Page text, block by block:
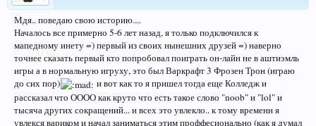
Мдя.. поведаю свою историю....
Началось все примерно 5-6 лет назад, я только подключился к
мапедному инету =) первый из своих нынешних друзей =) наверно
точнее сказать первый кто попробовал поиграть он-лайн не в аштиэмль
игры а в нормальную игруху, это был Варкрафт 3 Фрозен Трон (играю
до сих пор)
и вот как то я пришел тогда еще Колледж и
рассказал что ОООО как круто что есть такое слово "noob" и "lol" и
тысяча других сокращений... и всех это увлекло.. к тому времени я
увлекся вариком и начал заниматься этим проффесионально (как я думал